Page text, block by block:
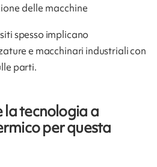
delle macchine
spesso implicano
e macchinari industriali con
parti.
la tecnologia a
per questa